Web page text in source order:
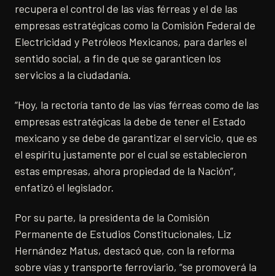
recupera el control de las vías férreas y el de las
empresas estratégicas como la Comisión Federal de
Electricidad y Petróleos Mexicanos, para darles el
sentido social, a fin de que se garanticen los
servicios a la ciudadanía.
“Hoy, la rectoría tanto de las vías férreas como de las
empresas estratégicas la debe de tener el Estado
mexicano y se debe de garantizar el servicio, que es
el espíritu justamente por el cual se establecieron
estas empresas, ahora propiedad de la Nación”,
enfatizó el legislador.
Por su parte, la presidenta de la Comisión
Permanente de Estudios Constitucionales, Liz
Hernández Matus, destacó que, con la reforma
sobre vías y transporte ferroviario, “se promoverá la